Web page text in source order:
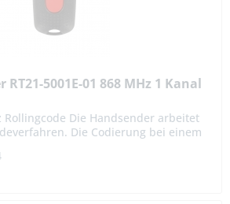
5001E-01 868 MHz 1 Kanal
Rollingcode Die Handsender arbeitet
Die Codierung bei einem